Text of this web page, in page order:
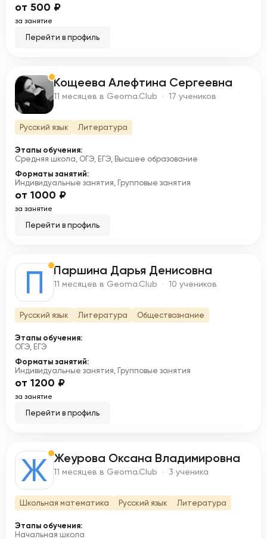
от 500 ₽
за занятие
Перейти в профиль
К Кощеева Алефтина Сергеевна
11 месяцев в Geoma.Club · 17 учеников
Русский язык Литература
Этапы обучения:
Средняя школа, ОГЭ, ЕГЭ, Высшее образование
Форматы занятий:
Индивидуальные занятия, Групповые занятия
от 1000 ₽
за занятие
Перейти в профиль
П Паршина Дарья Денисовна
11 месяцев в Geoma.Club · 10 учеников
Русский язык Литература Обществознание
Этапы обучения:
ОГЭ, ЕГЭ
Форматы занятий:
Индивидуальные занятия, Групповые занятия
от 1200 ₽
за занятие
Перейти в профиль
Ж Жеурова Оксана Владимировна
11 месяцев в Geoma.Club · 3 ученика
Школьная математика Русский язык Литература
Этапы обучения:
Начальная школа